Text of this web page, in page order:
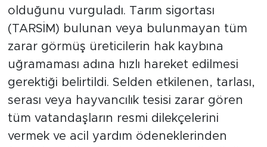
olduğunu vurguladı. Tarım sigortası
(TARSİM) bulunan veya bulunmayan tüm
zarar görmüş üreticilerin hak kaybına
uğramaması adına hızlı hareket edilmesi
gerektiği belirtildi. Selden etkilenen, tarlası,
serası veya hayvancılık tesisi zarar gören
tüm vatandaşların resmi dilekçelerini
vermek ve acil yardım ödeneklerinden